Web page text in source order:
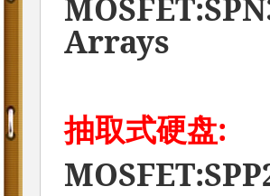
Arrays
抽取式硬盘: